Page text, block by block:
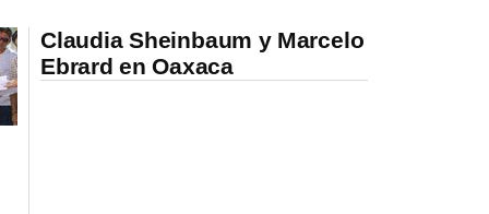
Claudia Sheinbaum y Marcelo
Ebrard en Oaxaca